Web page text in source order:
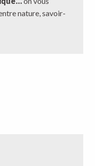
nature, savoir-